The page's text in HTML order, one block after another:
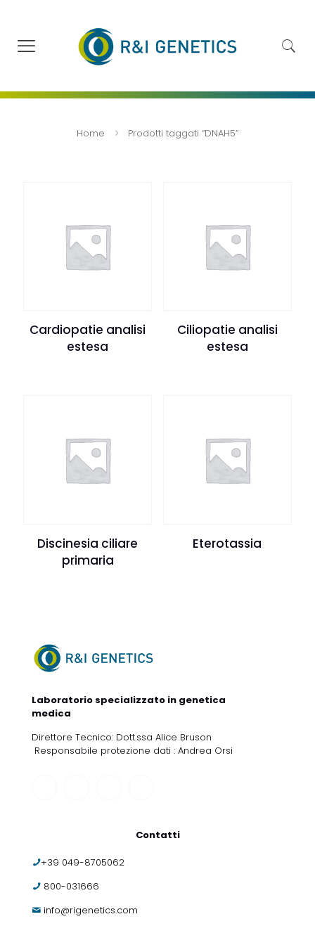
Home Prodotti taggati “DNAH5”
Cardiopatie analisi
estesa
Ciliopatie analisi
estesa
Discinesia ciliare
primaria
Eterotassia
Laboratorio specializzato in genetica
medica
Direttore Tecnico: Dott.ssa Alice Bruson
Responsabile protezione dati : Andrea Orsi
Contatti
+39 049-8705062
800-031666
info@rigenetics.com